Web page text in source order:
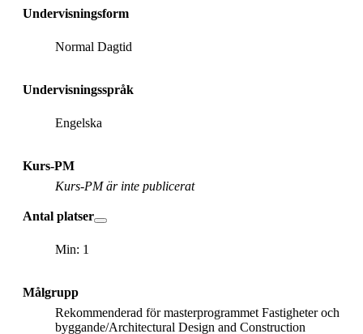
Undervisningsform
Normal Dagtid
Undervisningsspråk
Engelska
Kurs-PM
Kurs-PM är inte publicerat
Antal platser
Min: 1
Målgrupp
Rekommenderad för masterprogrammet Fastigheter och
byggande/Architectural Design and Construction